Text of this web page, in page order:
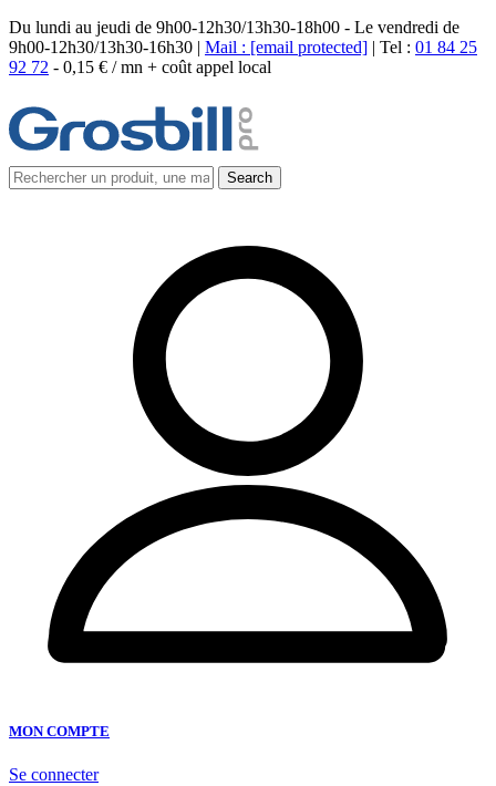
Du lundi au jeudi de 9h00-12h30/13h30-18h00 - Le vendredi de
9h00-12h30/13h30-16h30 | Mail : [email protected] | Tel : 01 84 25
92 72 - 0,15 € / mn + coût appel local
MON COMPTE
Se connecter